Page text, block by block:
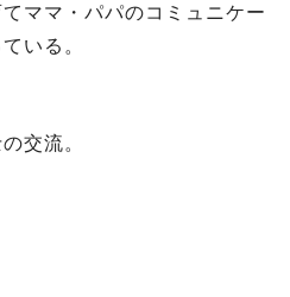
ママ・パパのコミュニケー
いる。
交流。